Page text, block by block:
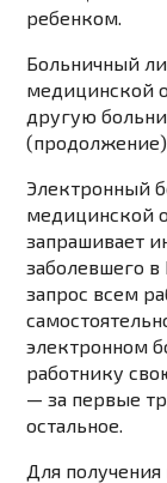
ребенком.
Больничный
медицинской
другую
Электронный
медицинской
запрашивает
заболевшего
запрос всем
электронном
работнику
— за первые
остальное.
Для